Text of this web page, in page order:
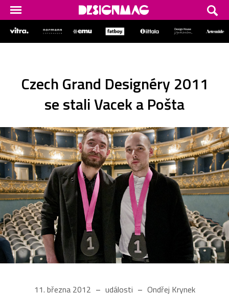
Czech Grand Designéry 2011
se stali Vacek a Pošta
11. března 2012 události Ondřej Krynek